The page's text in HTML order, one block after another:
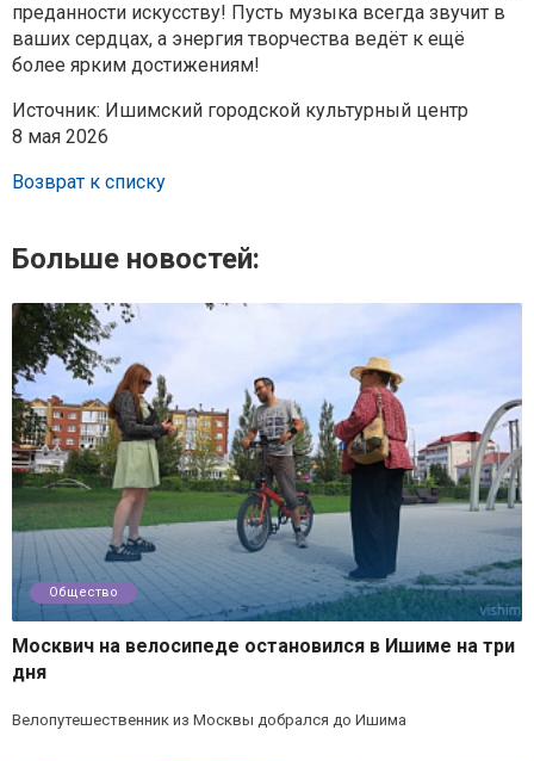
преданности искусству! Пусть музыка всегда звучит в
ваших сердцах, а энергия творчества ведёт к ещё
более ярким достижениям!
Источник: Ишимский городской культурный центр
8 мая 2026
Возврат к списку
Больше новостей:
Общество
Москвич на велосипеде остановился в Ишиме на три
дня
Велопутешественник из Москвы добрался до Ишима